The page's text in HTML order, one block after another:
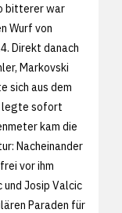
bitterer war
Wurf von
Direkt danach
Markovski
sich aus dem
legte sofort
kam die
Nacheinander
vor ihm
und Josip Valcic
Paraden für